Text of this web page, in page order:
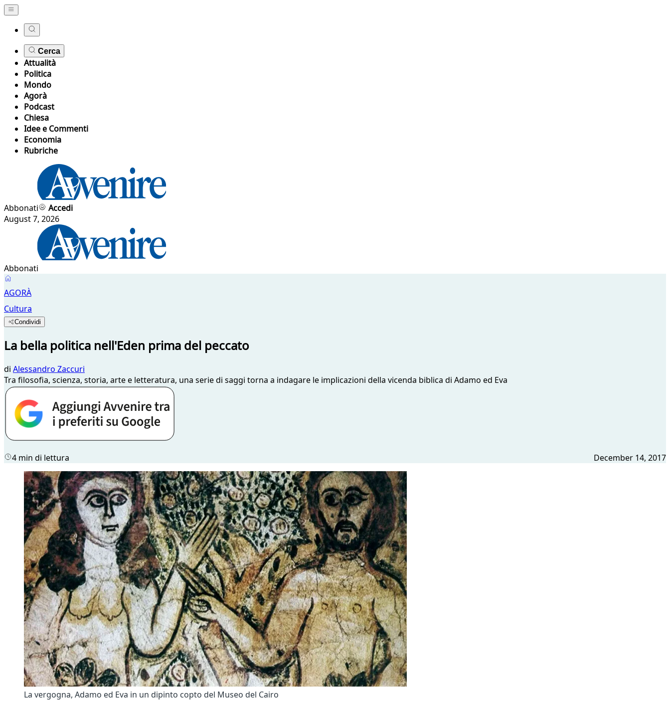
Cerca
Attualità
Politica
Mondo
Agorà
Podcast
Chiesa
Idee e Commenti
Economia
Rubriche
Abbonati
Accedi
August 7, 2026
Abbonati
AGORÀ
Cultura
Condividi
La bella politica nell'Eden prima del peccato
di Alessandro Zaccuri
Tra filosofia, scienza, storia, arte e letteratura, una serie di saggi torna a indagare le implicazioni della vicenda biblica di Adamo ed Eva
4 min di lettura December 14, 2017
La vergogna, Adamo ed Eva in un dipinto copto del Museo del Cairo